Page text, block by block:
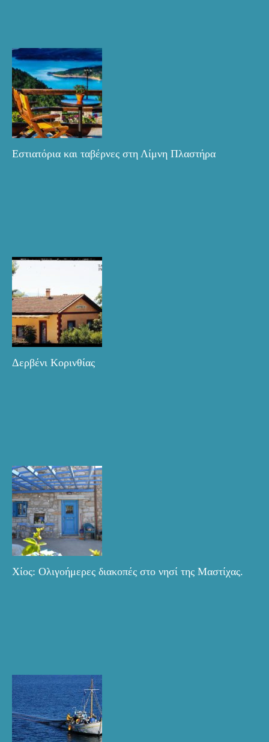
Εστιατόρια και ταβέρνες στη Λίμνη Πλαστήρα
Δερβένι Κορινθίας
Χίος: Ολιγοήμερες διακοπές στο νησί της Μαστίχας.